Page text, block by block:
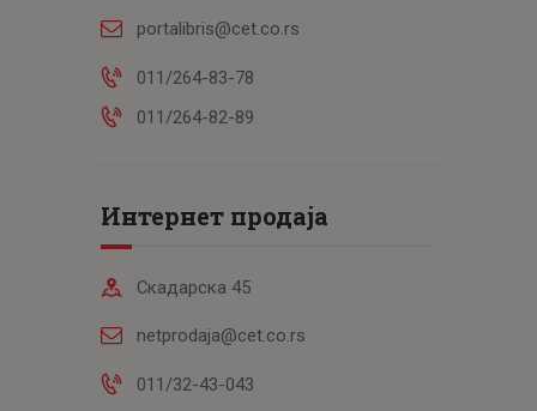
portalibris@cet.co.rs
011/264-83-78
011/264-82-89
Интернет продаја
Скадарска 45
netprodaja@cet.co.rs
011/32-43-043